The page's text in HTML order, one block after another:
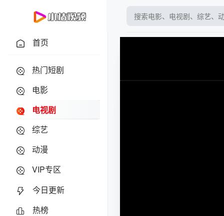
首页
热门短剧
电影
电视剧
综艺
动漫
VIP专区
今日更新
热榜